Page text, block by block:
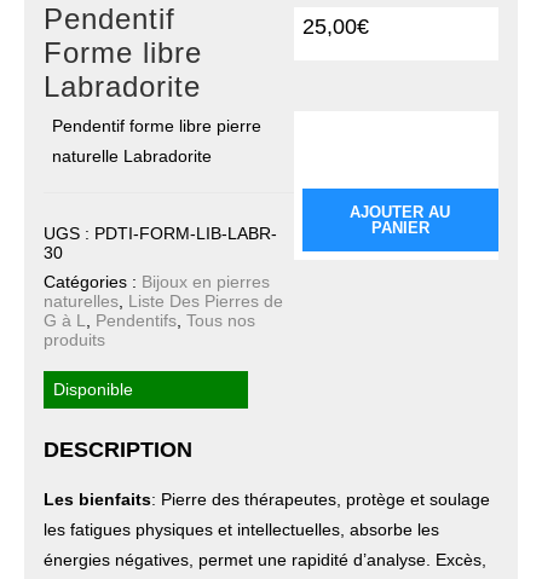
Pendentif
Forme libre
Labradorite
25,00€
Pendentif forme libre pierre
naturelle Labradorite
AJOUTER AU
PANIER
UGS : PDTI-FORM-LIB-LABR-
30
Catégories : Bijoux en pierres
naturelles Liste Des Pierres de
G à L
Pendentifs ,Tous nos
produits
Disponible
DESCRIPTION
Les bienfaits: Pierre des thérapeutes, protège et soulage
les fatigues physiques et intellectuelles, absorbe les
énergies négatives, permet une rapidité d’analyse. Excès,